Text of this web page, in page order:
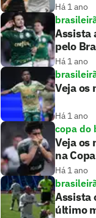
Há 1 ano
Assista
pelo
Há 1 ano
Veja os
Há 1 ano
copa do
Veja os
na
Há 1 ano
Assista
último